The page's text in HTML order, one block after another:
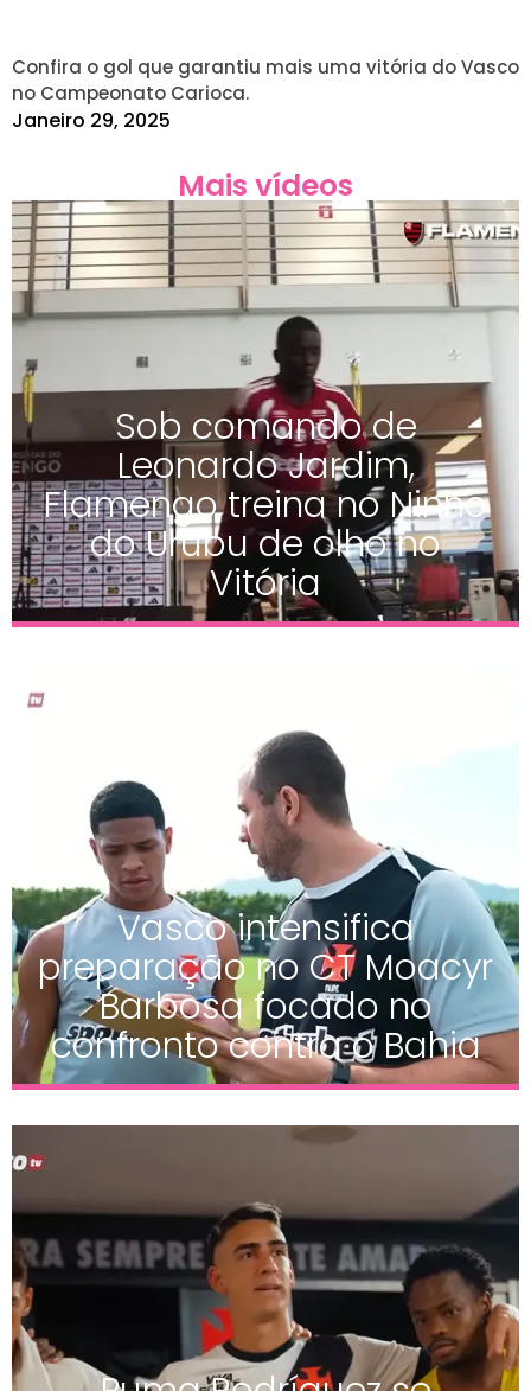
Confira o gol que garantiu mais uma vitória do Vasco
no Campeonato Carioca.
Janeiro 29, 2025
Mais vídeos
Sob comando de
Leonardo Jardim,
Flamengo treina no Ninho
do Urubu de olho no
Vitória
Vasco intensifica
preparação no CT Moacyr
Barbosa focado no
confronto contra o Bahia